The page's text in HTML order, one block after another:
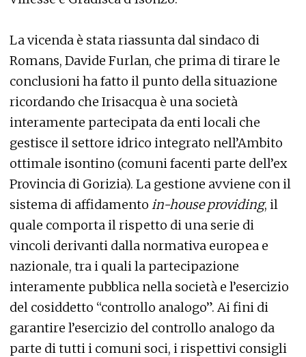
La vicenda è stata riassunta dal sindaco di
Romans, Davide Furlan, che prima di tirare le
conclusioni ha fatto il punto della situazione
ricordando che Irisacqua è una società
interamente partecipata da enti locali che
gestisce il settore idrico integrato nell’Ambito
ottimale isontino (comuni facenti parte dell’ex
Provincia di Gorizia). La gestione avviene con il
sistema di affidamento in-house providing, il
quale comporta il rispetto di una serie di
vincoli derivanti dalla normativa europea e
nazionale, tra i quali la partecipazione
interamente pubblica nella società e l’esercizio
del cosiddetto “controllo analogo”. Ai fini di
garantire l’esercizio del controllo analogo da
parte di tutti i comuni soci, i rispettivi consigli